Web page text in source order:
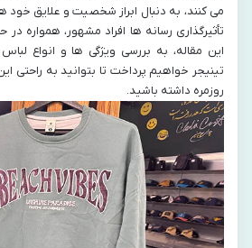
می ‌کنند، به دنبال ابراز شخصیت و علایق خود
تأثیرگذاری رسانه ‌ها افراد مشهور، همواره
این مقاله، به بررسی ویژگی ‌ها و انواع
تینیجر خواهیم پرداخت تا بتوانید به راحتی
روزمره‌ داشته باشید.